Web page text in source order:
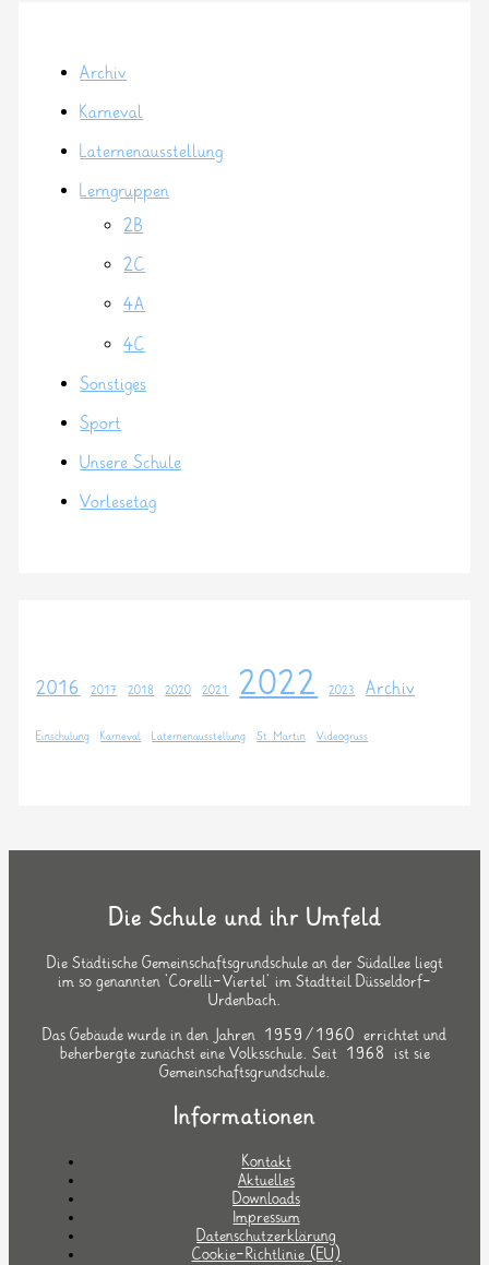
Archiv
Karneval
Laternenausstellung
Lerngruppen
2B
2C
4A
4C
Sonstiges
Sport
Unsere Schule
Vorlesetag
2016 2017 2018 2020 2021 2022 2023 Archiv
Einschulung Karneval Laternenausstellung St. Martin Videogruss
Die Schule und ihr Umfeld
Die Städtische Gemeinschaftsgrundschule an der Südallee liegt
im so genannten `Corelli-Viertel` im Stadtteil Düsseldorf-
Urdenbach.
Das Gebäude wurde in den Jahren 1959/1960 errichtet und
beherbergte zunächst eine Volksschule. Seit 1968 ist sie
Gemeinschaftsgrundschule.
Informationen
Kontakt
Aktuelles
Downloads
Impressum
Datenschutzerklärung
Cookie-Richtlinie (EU)